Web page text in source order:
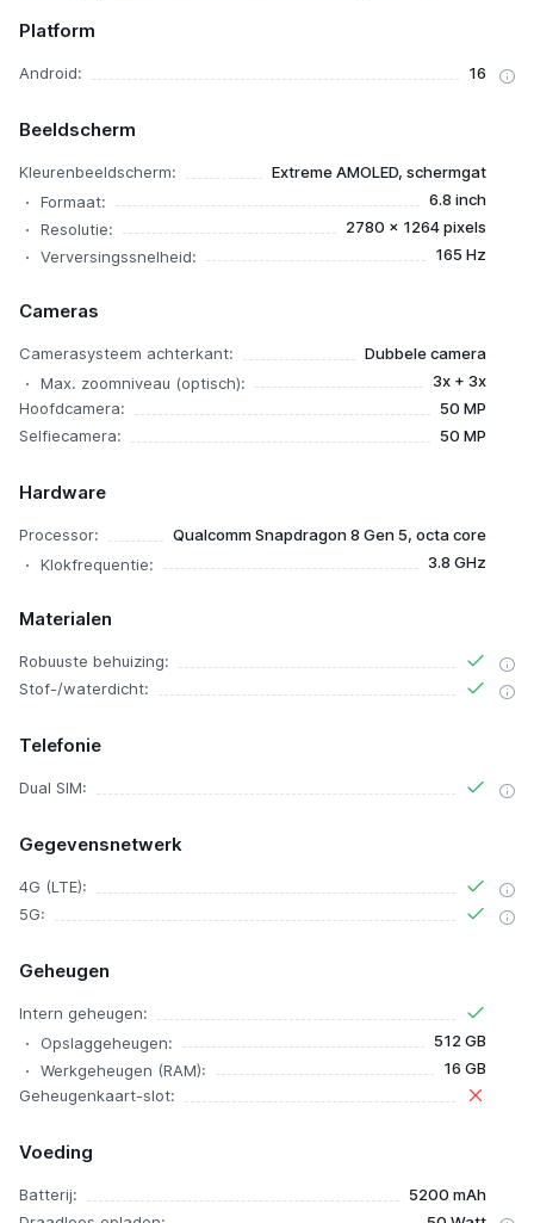
Platform
Android: 16
Beeldscherm
Kleurenbeeldscherm:
Extreme AMOLED, schermgat
Formaat:
6.8 inch
Resolutie:
2780 x 1264 pixels
Verversingssnelheid:
165 Hz
Cameras
Camerasysteem achterkant:
Dubbele camera
Max. zoomniveau (optisch):
3x + 3x
Hoofdcamera:
50 MP
Selfiecamera:
50 MP
Hardware
Processor:
Qualcomm Snapdragon 8 Gen 5, octa core
Klokfrequentie:
3.8 GHz
Materialen
Robuuste behuizing:
Stof-/waterdicht:
Telefonie
Dual SIM:
Gegevensnetwerk
4G (LTE):
5G:
Geheugen
Intern geheugen:
Opslaggeheugen:
512 GB
Werkgeheugen (RAM):
16 GB
Geheugenkaart-slot:
Voeding
Batterij:
5200 mAh